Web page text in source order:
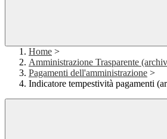
Home >
Amministrazione Trasparente
Pagamenti dell'amministrazione >
Indicatore tempestività pagamenti